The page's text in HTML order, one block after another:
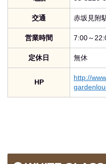
交通 赤坂見附
営業時間 7:00～
定休日 無休
HP
http://